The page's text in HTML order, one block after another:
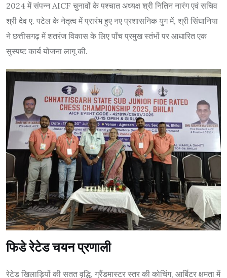
2024 में संपन्न AICF चुनावों के पश्चात अध्यक्ष श्री नितिन नारंग एवं सचिव
श्री देव ए. पटेल के नेतृत्व में प्रारंभ हुए नए प्रशासनिक युग में, श्री सिंघानिया
ने छत्तीसगढ़ में शतरंज विकास के लिए पाँच प्रमुख स्तंभों पर आधारित एक
सुस्पष्ट कार्य योजना लागू की.
फिडे रेटेड चयन प्रणाली
रेटेड खिलाड़ियों की सतत वृद्धि, ग्रैंडमास्टर स्तर की कोचिंग, आर्बिटर क्षमता में